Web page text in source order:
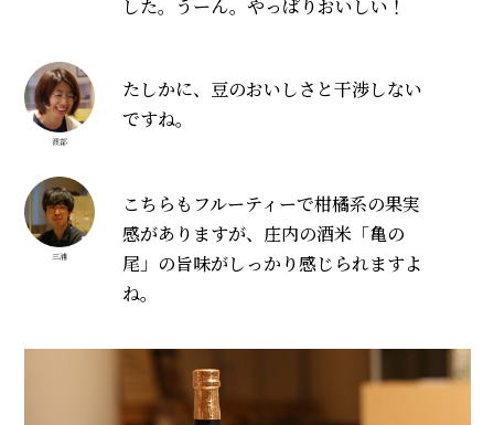
した。うーん。やっぱりおいしい！
渡部
たしかに、豆のおいしさと干渉しない
ですね。
三浦
こちらもフルーティーで柑橘系の果実
感がありますが、庄内の酒米「亀の
尾」の旨味がしっかり感じられますよ
ね。